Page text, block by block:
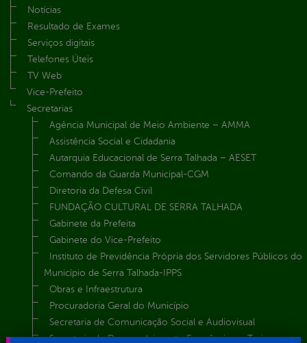
Notícias
Resultado de Exames
Serviços digitais
Telefones Úteis
TV Web
Vice-Prefeito
Secretarias
Agência Municipal de Meio Ambiente – AMMA
Assistência Social e Cidadania
Autarquia Educacional de Serra Talhada – AESET
Comando da Guarda Municipal-CGM
Diretoria da Defesa Civil
FUNDAÇÃO CULTURAL DE SERRA TALHADA
Gabinete da Prefeita
Gabinete do Vice-Prefeito
Instituto de Previdência Própria dos Servidores Públicos do
Município de Serra Talhada-IPPS
Obras e Infraestrutura
Procuradoria Geral do Município
Secretaria de Comunicação Social e Audiovisual
Secretaria de Desenvolvimento Econômico e Turismo